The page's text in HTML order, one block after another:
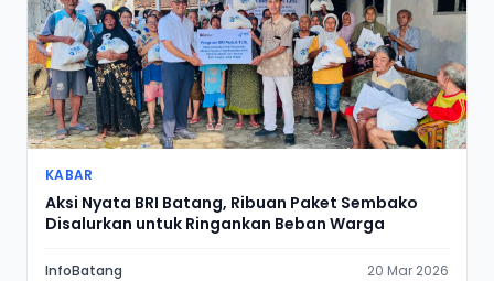
KABAR
Aksi Nyata BRI Batang, Ribuan Paket Sembako
Disalurkan untuk Ringankan Beban Warga
InfoBatang
20 Mar 2026